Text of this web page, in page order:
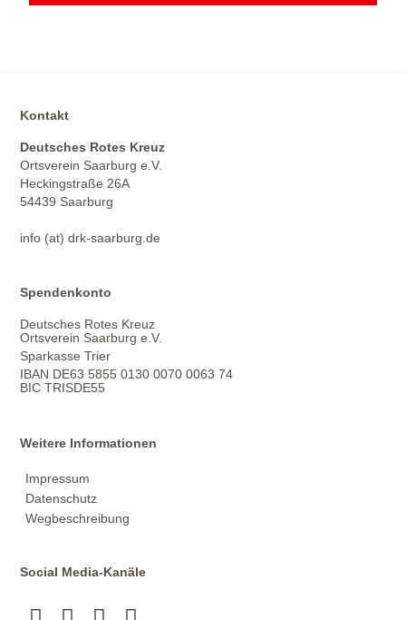
Kontakt
Deutsches Rotes Kreuz
Ortsverein Saarburg e.V.
Heckingstraße 26A
54439 Saarburg
info (at) drk-saarburg.de
Spendenkonto
Deutsches Rotes Kreuz
Ortsverein Saarburg e.V.
Sparkasse Trier
IBAN DE63 5855 0130 0070 0063 74
BIC TRISDE55
Weitere Informationen
Impressum
Datenschutz
Wegbeschreibung
Social Media-Kanäle